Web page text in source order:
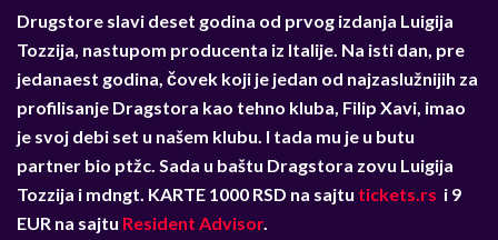
Drugstore slavi deset godina od prvog izdanja Luigija
Tozzija, nastupom producenta iz Italije. Na isti dan, pre
jedanaest godina, čovek koji je jedan od najzaslužnijih za
profilisanje Dragstora kao tehno kluba, Filip Xavi, imao
je svoj debi set u našem klubu. I tada mu je u butu
partner bio ptžc. Sada u baštu Dragstora zovu Luigija
Tozzija i mdngt. KARTE 1000 RSD na sajtu tickets.rs i 9
EUR na sajtu Resident Advisor.